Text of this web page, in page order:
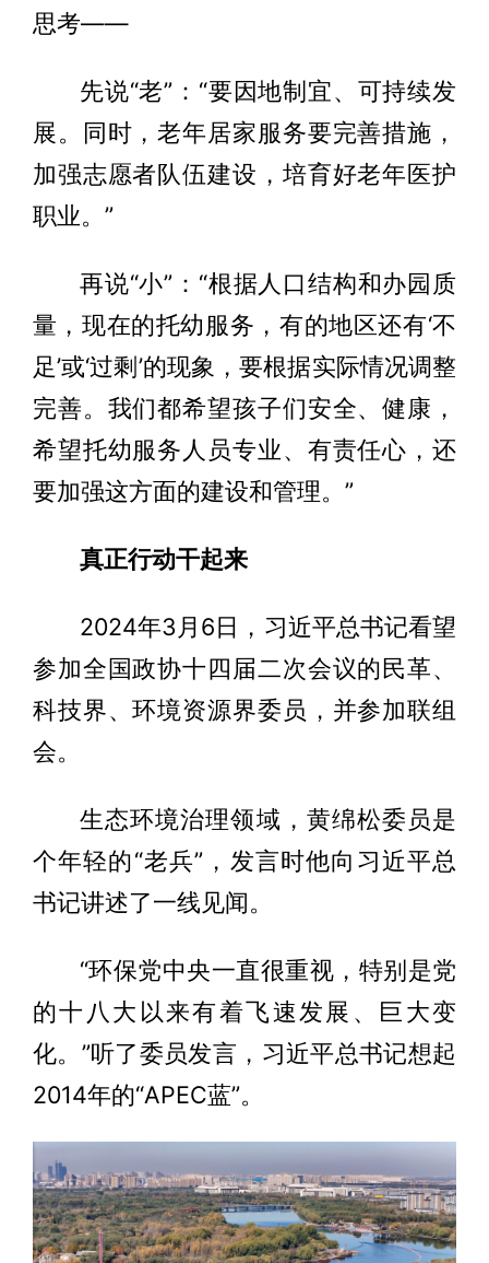
思考——
先说“老”：“要因地制宜、可持续发
展。同时，老年居家服务要完善措施，
加强志愿者队伍建设，培育好老年医护
职业。”
再说“小”：“根据人口结构和办园质
量，现在的托幼服务，有的地区还有‘不
足’或‘过剩’的现象，要根据实际情况调整
完善。我们都希望孩子们安全、健康，
希望托幼服务人员专业、有责任心，还
要加强这方面的建设和管理。”
真正行动干起来
2024年3月6日，习近平总书记看望
参加全国政协十四届二次会议的民革、
科技界、环境资源界委员，并参加联组
会。
生态环境治理领域，黄绵松委员是
个年轻的“老兵”，发言时他向习近平总
书记讲述了一线见闻。
“环保党中央一直很重视，特别是党
的十八大以来有着飞速发展、巨大变
化。”听了委员发言，习近平总书记想起
2014年的“APEC蓝”。